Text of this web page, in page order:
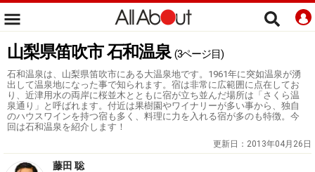
山梨県笛吹市 石和温泉 (3ページ目)
石和温泉は、山梨県笛吹市にある大温泉地です。1961年に突如温泉が湧
出して温泉地になった事で知られます。宿は非常に広範囲に点在してお
り、近津用水の両岸に桜並木とともに宿が立ち並んだ場所は「さくら温
泉通り」と呼ばれます。付近は果樹園やワイナリーが多い事から、独自
のハウスワインを持つ宿も多く、料理に力を入れる宿が多のも特徴。今
回は石和温泉を紹介します！
更新日： 2013年04月26日
藤田 聡